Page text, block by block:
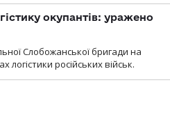
окупантів: уражено
Слобожанської бригади на
російських військ.